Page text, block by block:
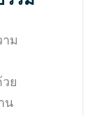
ม
ย
น